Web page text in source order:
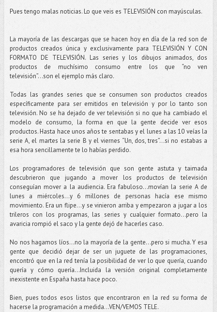
Pues tengo malas noticias. Lo que veis es TELEVISIÓN con mayúsculas.
La mayoría de las descargas que se hacen hoy en día de la red son de
productos creados única y exclusivamente para TELEVISIÓN Y CON
FORMATO DE TELEVISIÓN. Las series y los dibujos animados, dos
productos de muchísimo consumo entre los que “no ven
televisión”...son el ejemplo más claro.
Todas las grandes series que se consumen son productos creados
específicamente para ser emitidos en televisión y por lo tanto son
televisión. No se ha dejado de ver televisión si no que ha cambiado el
modelo de consumo, la forma en que la gente decide ver esos
productos. Hasta hace unos años te sentabas y el lunes a las 10 veías la
serie A, el martes la serie B y el viernes “Un, dos, tres”…si no estabas a
esa hora sencillamente te lo habías perdido.
Los programadores de televisión que son gente astuta y taimada
descubrieron que jugando a mover los productos de televisión
conseguían mover a la audiencia. Era fabuloso…movían la serie A de
lunes a miércoles...y 6 millones de personas hacía ese mismo
movimiento. Era un flipe...y se vinieron arriba y empezaron a jugar a los
trileros con los programas, las series y cualquier formato…pero la
avaricia rompió el saco y la gente dejó de hacerles caso.
No nos hagamos líos...no la mayoría de la gente...pero si mucha. Y esa
gente que decidió dejar de ser un juguete de las programaciones,
encontró que en la red tenía la posibilidad de ver lo que quería, cuando
quería y cómo quería...Incluida la versión original completamente
inexistente en España hasta hace poco.
Bien, pues todos esos listos que encontraron en la red su forma de
hacerse la programación a medida…VEN/VEMOS TELE.